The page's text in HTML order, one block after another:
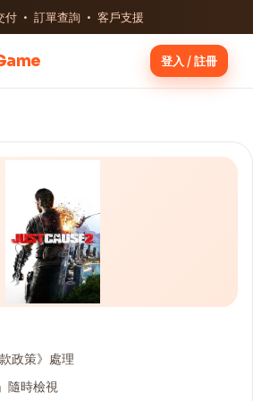
付 · 訂單查詢 · 客戶支援
登入 / 註冊
政策》處理
隨時檢視